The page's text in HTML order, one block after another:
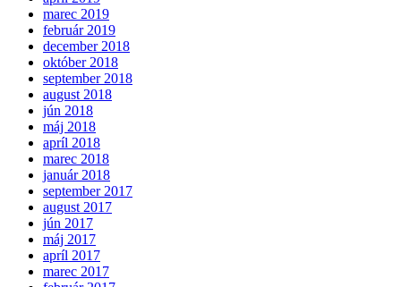
marec 2019
február 2019
december 2018
október 2018
september 2018
august 2018
jún 2018
máj 2018
apríl 2018
marec 2018
január 2018
september 2017
august 2017
jún 2017
máj 2017
apríl 2017
marec 2017